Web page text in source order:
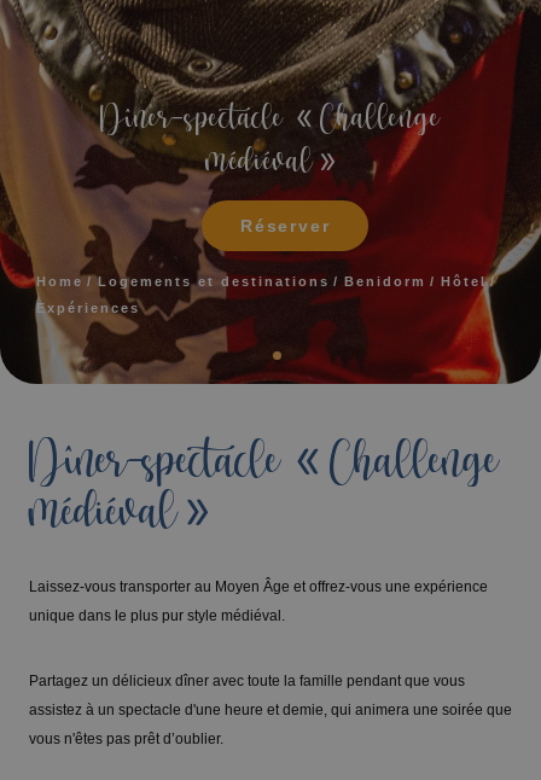
Dîner-spectacle « Challenge
médiéval »
Réserver
Home Logements et destinations Benidorm
Hôtel
Expériences
Dîner-spectacle « Challenge
médiéval »
Laissez-vous transporter au Moyen Âge et offrez-vous une expérience
unique dans le plus pur style médiéval.
Partagez un délicieux dîner avec toute la famille pendant que vous
assistez à un spectacle d'une heure et demie, qui animera une soirée que
vous n'êtes pas prêt d’oublier.